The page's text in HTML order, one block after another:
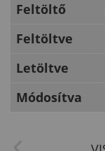
Feltöltő
Feltöltve
Letöltve
Módosítva